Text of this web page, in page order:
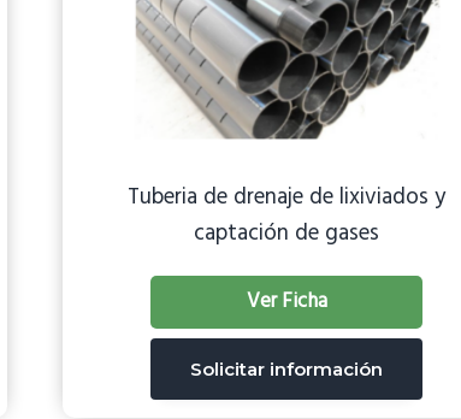
Tuberia de drenaje de lixiviados y
captación de gases
Ver Ficha
Solicitar información